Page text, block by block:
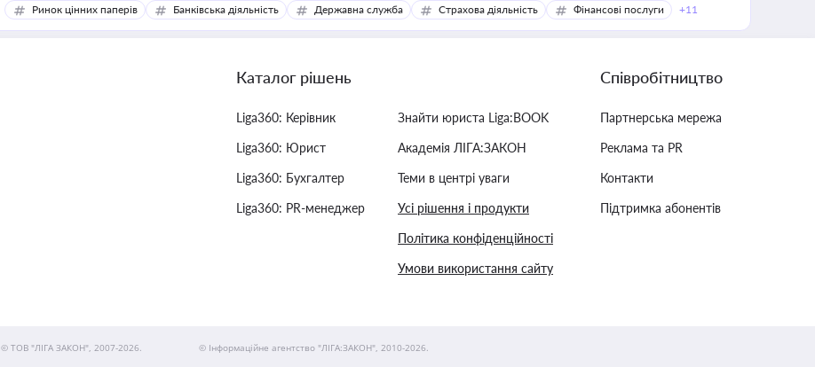
Ринок цінних паперів Банківська діяльність Державна служба Страхова діяльність Фінансові послуги +11
Каталог рішень
Liga360: Керівник
Liga360: Юрист
Liga360: Бухгалтер
Liga360: PR-менеджер
Знайти юриста Liga:BOOK
Академія ЛІГА:ЗАКОН
Теми в центрі уваги
Усі рішення і продукти
Політика конфіденційності
Умови використання сайту
Співробітництво
Партнерська мережа
Реклама та PR
Контакти
Підтримка абонентів
© ТОВ "ЛІГА ЗАКОН", 2007-2026. © Інформаційне агентство "ЛІГА:ЗАКОН", 2010-2026.